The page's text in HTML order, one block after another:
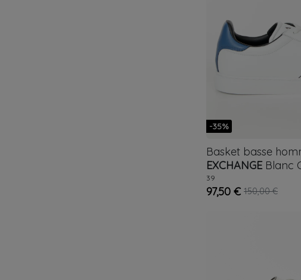
-35%
Basket basse
EXCHANGE Blanc
39
97,50 € 150,00 €